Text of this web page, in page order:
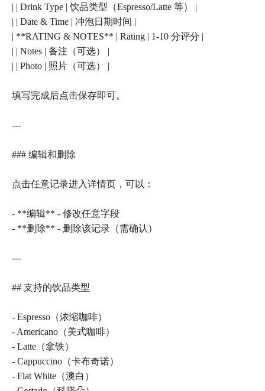
| | Drink Type | 饮品类型（Espresso/Latte 等） |
| | Date & Time | 冲泡日期时间 |
| **RATING & NOTES** | Rating | 1-10 分评分 |
| | Notes | 备注（可选） |
| | Photo | 照片（可选） |
填写完成后点击保存即可。
---
### 编辑和删除
点击任意记录进入详情页，可以：
- **编辑** - 修改任意字段
- **删除** - 删除该记录（需确认）
---
## 支持的饮品类型
- Espresso（浓缩咖啡）
- Americano（美式咖啡）
- Latte（拿铁）
- Cappuccino（卡布奇诺）
- Flat White（澳白）